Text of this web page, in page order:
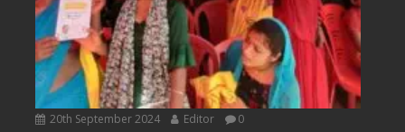
20th September 2024 Editor 0